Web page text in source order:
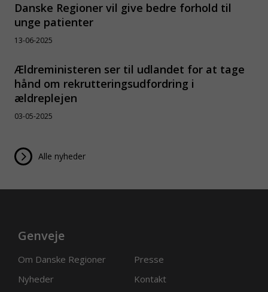
Danske Regioner vil give bedre forhold til
unge patienter
13-06-2025
Ældreministeren ser til udlandet for at tage
hånd om rekrutteringsudfordring i
ældreplejen
03-05-2025
Alle nyheder
Genveje
Om Danske Regioner
Presse
Nyheder
Kontakt